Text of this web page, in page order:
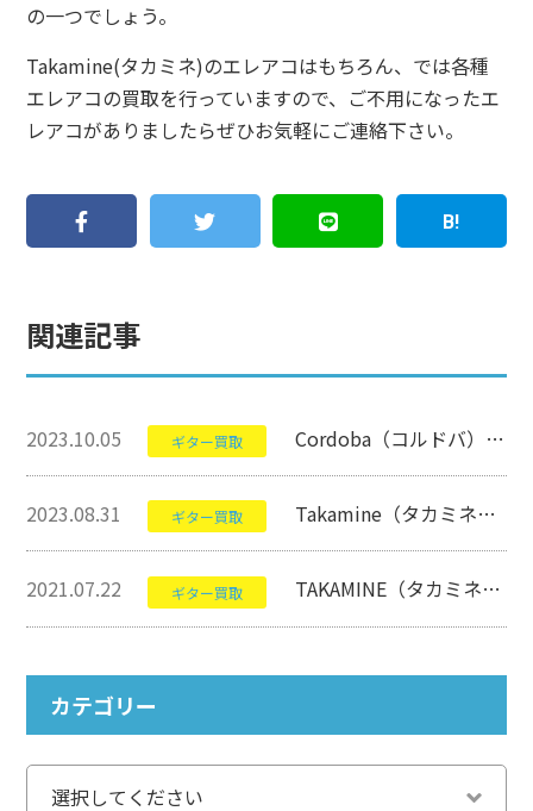
の一つでしょう。
Takamine(タカミネ)のエレアコはもちろん、では各種
エレアコの買取を行っていますので、ご不用になったエ
レアコがありましたらぜひお気軽にご連絡下さい。
関連記事
2023.10.05 ギター買取 Cordoba（コルドバ）のSTAGE GUITARについて【クラシックギター】
2023.08.31 ギター買取 Takamine（タカミネ）のPTU121Cについて【アコースティックギター】
2021.07.22 ギター買取 TAKAMINE（タカミネ）のDMP400について【ギター】
カテゴリー